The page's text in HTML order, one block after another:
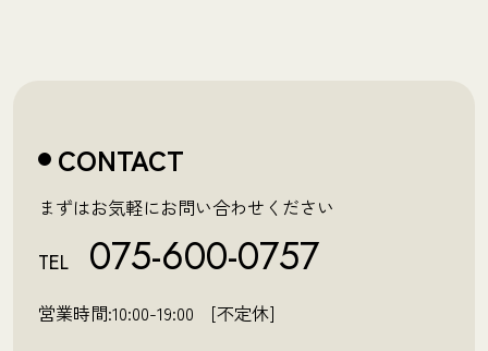
CONTACT
まずはお気軽にお問い合わせください
TEL 075-600-0757
営業時間:10:00-19:00 [不定休]